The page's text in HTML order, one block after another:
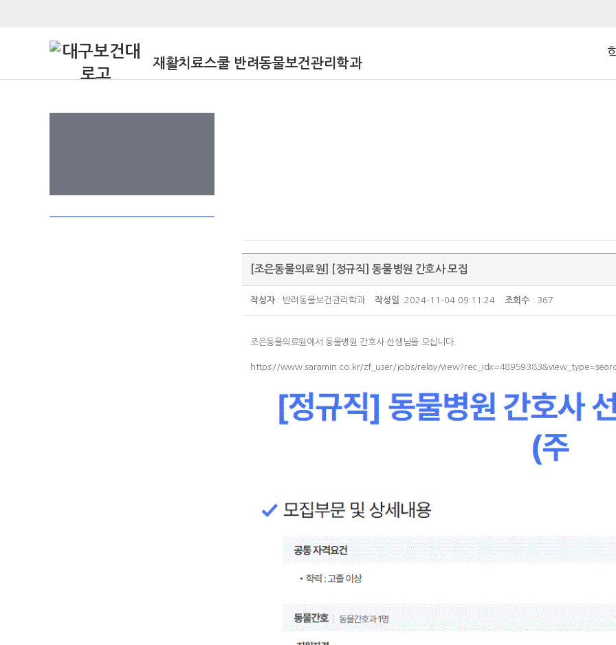
재활치료스쿨 반려동물보건관리학과
[조은동물의료원] [정규직] 동물병원 간호사 모집
작성자 : 반려동물보건관리학과 작성일 :2024-11-04 09:11:24 조회수 : 367
조은동물의료원에서 동물병원 간호사 선생님을 모십니다.
https://www.saramin.co.kr/zf_user/jobs/relay/